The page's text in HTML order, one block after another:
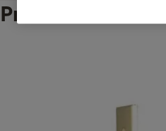
Produits similaires